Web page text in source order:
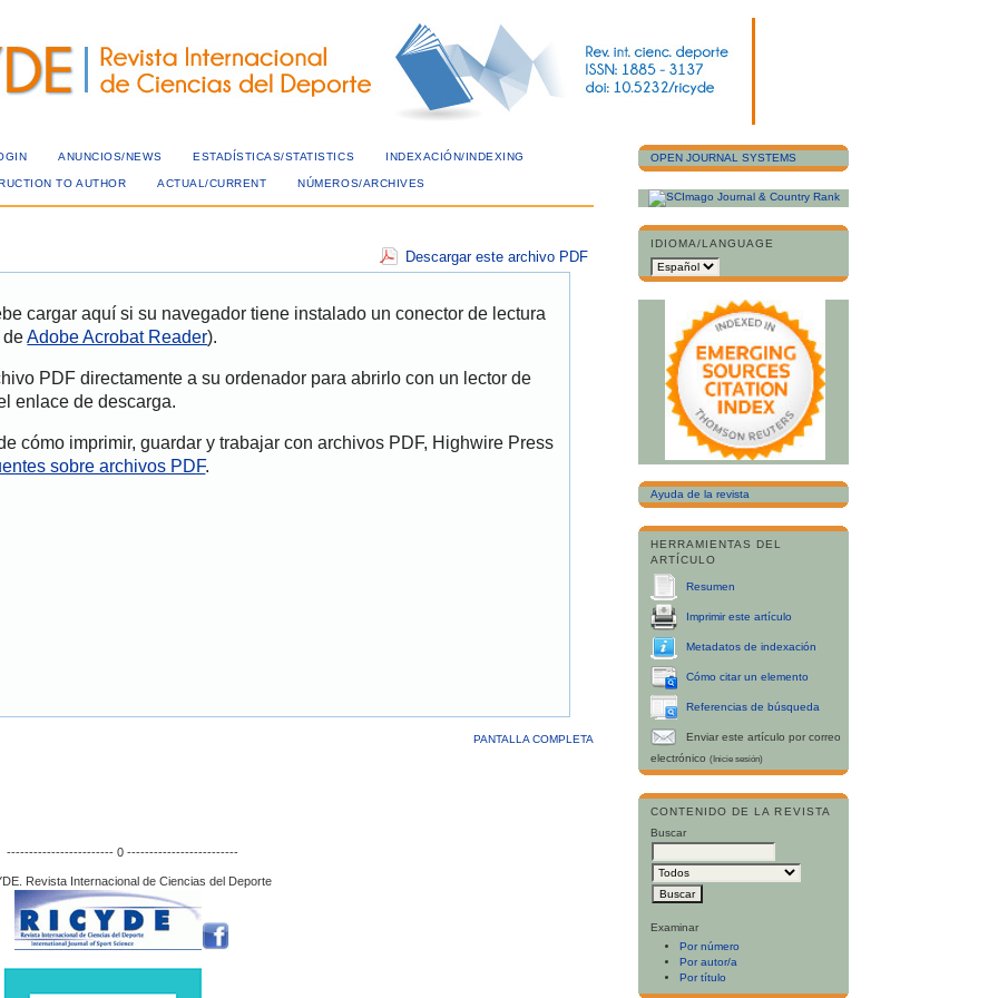
OPEN JOURNAL SYSTEMS
IDIOMA/LANGUAGE
Ayuda de la revista
HERRAMIENTAS DEL
ARTÍCULO
Resumen
Imprimir este artículo
Metadatos de indexación
Cómo citar un elemento
Referencias de búsqueda
Enviar este artículo por correo
electrónico (Inicie sesión)
CONTENIDO DE LA REVISTA
Buscar
Examinar
Por número
Por autor/a
Por título
ANUNCIOS/NEWS ESTADÍSTICAS/STATISTICS INDEXACIÓN/INDEXING
TO AUTHOR ACTUAL/CURRENT NÚMEROS/ARCHIVES
Descargar este archivo PDF
cargar aquí si su navegador tiene instalado un conector de lectura
deAdobe Acrobat Reader).
PDF directamente a su ordenador para abrirlo con un lector de
enlace de descarga.
cómo imprimir, guardar y trabajar con archivos PDF, Highwire Press
sobre archivos PDF.
PANTALLA COMPLETA
------------------------ 0 -------------------------
Revista Internacional de Ciencias del Deporte